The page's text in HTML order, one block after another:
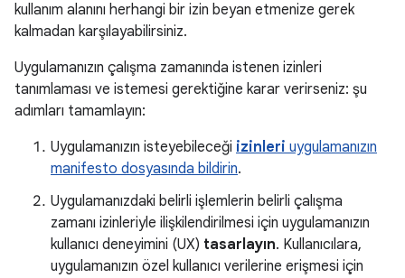
kullanım alanını herhangi bir izin beyan etmenize gerek
kalmadan karşılayabilirsiniz.
Uygulamanızın çalışma zamanında istenen izinleri
tanımlaması ve istemesi gerektiğine karar verirseniz: şu
adımları tamamlayın:
Uygulamanızın isteyebileceği izinleri uygulamanızın
manifesto dosyasında bildirin.
Uygulamanızdaki belirli işlemlerin belirli çalışma
zamanı izinleriyle ilişkilendirilmesi için uygulamanızın
kullanıcı deneyimini (UX) tasarlayın. Kullanıcılara,
uygulamanızın özel kullanıcı verilerine erişmesi için